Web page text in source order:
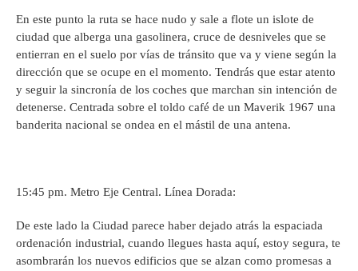
En este punto la ruta se hace nudo y sale a flote un islote de
ciudad que alberga una gasolinera, cruce de desniveles que se
entierran en el suelo por vías de tránsito que va y viene según la
dirección que se ocupe en el momento. Tendrás que estar atento
y seguir la sincronía de los coches que marchan sin intención de
detenerse. Centrada sobre el toldo café de un Maverik 1967 una
banderita nacional se ondea en el mástil de una antena.
15:45 pm. Metro Eje Central. Línea Dorada:
De este lado la Ciudad parece haber dejado atrás la espaciada
ordenación industrial, cuando llegues hasta aquí, estoy segura, te
asombrarán los nuevos edificios que se alzan como promesas a